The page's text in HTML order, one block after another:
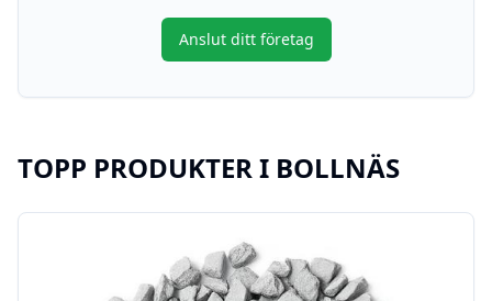
Anslut ditt företag
TOPP PRODUKTER I BOLLNÄS